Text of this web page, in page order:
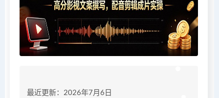
最近更新：2026年7月6日